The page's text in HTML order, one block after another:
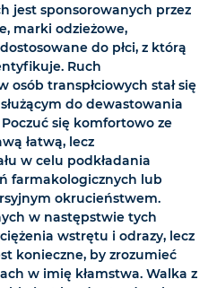
jest sponsorowanych przez
marki odzieżowe,
do płci, z którą
Ruch
osób transpłciowych stał się
do dewastowania
się komfortowo ze
łatwą, lecz
w celu podkładania
farmakologicznych lub
okrucieństwem.
w następstwie tych
wstrętu i odrazy, lecz
konieczne, by zrozumieć
w imię kłamstwa. Walka z